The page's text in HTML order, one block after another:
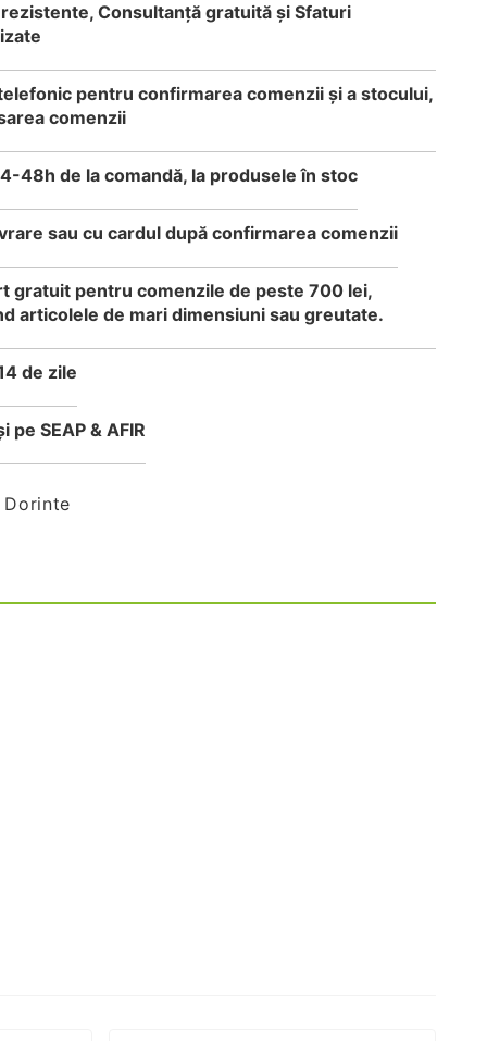
Consultanță gratuită și Sfaturi
pentru confirmarea comenzii și a stocului,
comenzii
48h de la comandă, la produsele în stoc
sau cu cardul după confirmarea comenzii
gratuit pentru comenzile de peste 700 lei,
articolele de mari dimensiuni sau greutate.
de zile
pe SEAP & AFIR
Dorinte